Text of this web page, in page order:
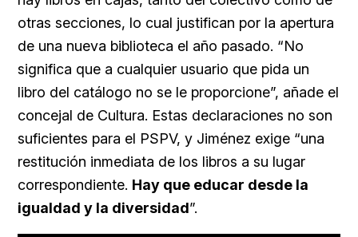
otras secciones, lo cual justifican por la apertura
de una nueva biblioteca el año pasado. “No
significa que a cualquier usuario que pida un
libro del catálogo no se le proporcione”, añade el
concejal de Cultura. Estas declaraciones no son
suficientes para el PSPV, y Jiménez exige “una
restitución inmediata de los libros a su lugar
correspondiente. Hay que educar desde la
igualdad y la diversidad”.